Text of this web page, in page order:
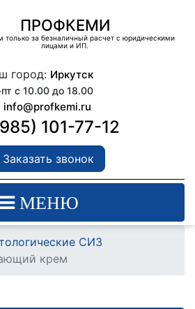
ПРОФКЕМИ
только за безналичный расчет с юридическими
лицами и ИП.
город: Иркутск
с 10.00 до 18.00
info@profkemi.ru
101-77-12
Заказать звонок
МЕНЮ
СИЗ
крем